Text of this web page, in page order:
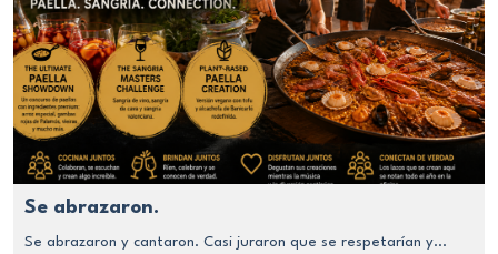
Se abrazaron.
Se abrazaron y cantaron. Casi juraron que se respetarían y...